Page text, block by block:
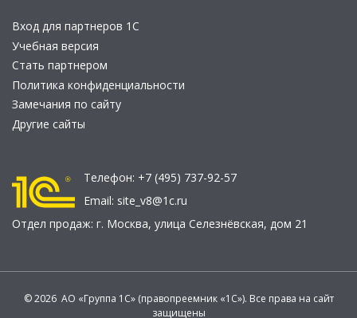
Вход для партнеров 1С
Учебная версия
Стать партнером
Политика конфиденциальности
Замечания по сайту
Другие сайты
Телефон: +7 (495) 737-92-57
Email: site_v8@1c.ru
Отдел продаж: г. Москва, улица Селезнёвская, дом 21
© 2026 АО «Группа 1С» (правопреемник «1С»). Все права на сайт
защищены